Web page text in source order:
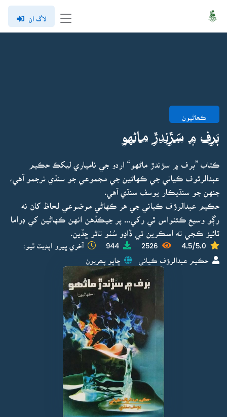
لاگ ان
ڪھاڻيون
بَرف ۾ سَڙندڙ ماڻهو
ڪتاب ”برف ۾ سڙندڙ ماڻهو“ اردو جي نامياري ليکڪ حڪيم
عبدالرئوف ڪياني جي ڪهاڻين جي مجموعي جو سنڌي ترجمو آهي،
جنهن جو سنڌيڪار يوسف سنڌي آهي.
حڪيم عبدالرؤف ڪياني جي هر ڪهاڻي موضوعي لحاظ کان نه
رڳو وسيع ڪئنواس ٿي رکي... پر جيڪڏهن انهن ڪهاڻين کي ڊراما
ٽائيز ڪجي ته اسڪرين تي ڏاڍو سُٺو تاثر ڇڏين.
4.5/5.0
2526
944 آخري ڀيرو اپڊيٽ ٿيو:
حڪيم عبدالرؤف ڪياني ڇاپو پھريون